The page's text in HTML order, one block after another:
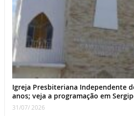
Igreja Presbiteriana Independente
anos; veja a programação em
31/07/ 2026